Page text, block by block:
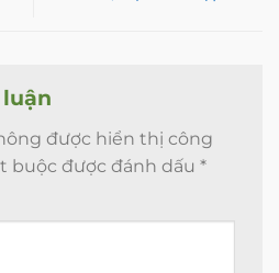
được hiển thị công
buộc được đánh dấu *